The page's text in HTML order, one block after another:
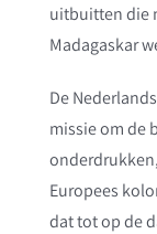
uitbuitten die
Madagaskar
De
missie om de
Europees
dat tot op de